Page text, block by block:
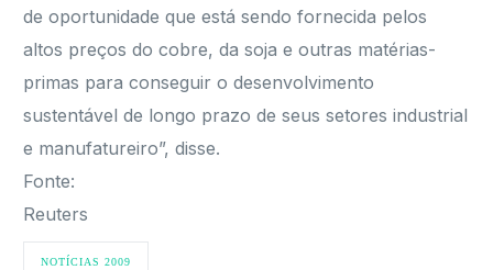
de oportunidade que está sendo fornecida pelos
altos preços do cobre, da soja e outras matérias-
primas para conseguir o desenvolvimento
sustentável de longo prazo de seus setores industrial
e manufatureiro”, disse.
Fonte:
Reuters
NOTÍCIAS 2009